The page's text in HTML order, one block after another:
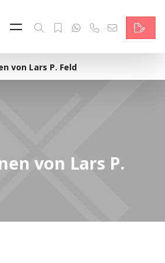
& News
Minds
Themen
Kontakt
von Lars P. Feld
von Lars P.